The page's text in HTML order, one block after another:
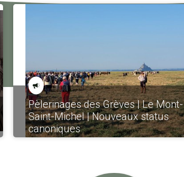
Pèlerinages des Grèves | Le Mont-
Saint-Michel | Nouveaux status
canoniques